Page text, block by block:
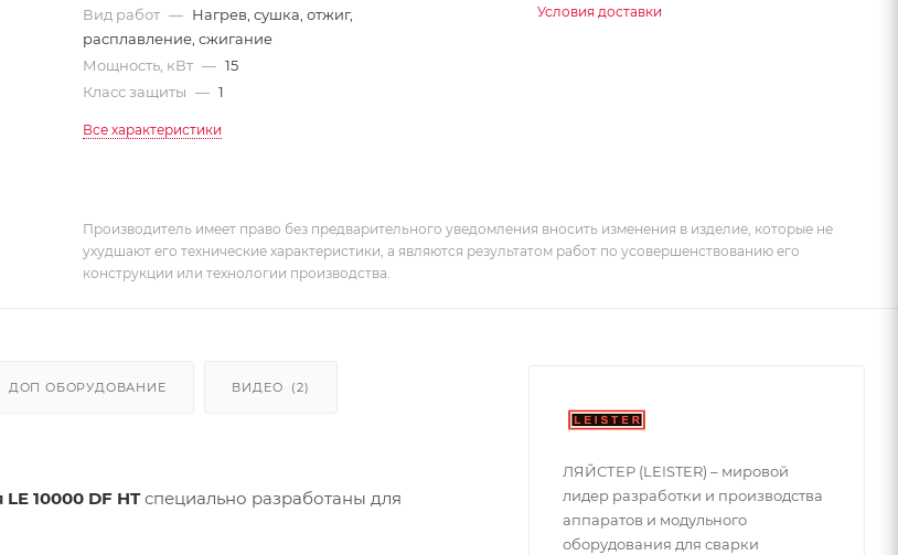
Вид работ — Нагрев, сушка, отжиг,
расплавление, сжигание
Мощность, кВт — 15
Класс защиты — 1
Все характеристики
Условия доставки
Производитель имеет право без предварительного уведомления вносить изменения в изделие, которые не
ухудшают его технические характеристики, а являются результатом работ по усовершенствованию его
конструкции или технологии производства.
ДОП ОБОРУДОВАНИЕ ВИДЕО (2)
10000 DF HTспециально разработаны для
ЛЯЙСТЕР (LEISTER) – мировой
лидер разработки и производства
аппаратов и модульного
оборудования для сварки